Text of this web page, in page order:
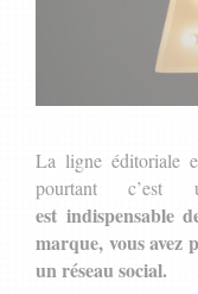
La ligne éditoriale
pourtant
est indispensable
marque, vous avez
un réseau social.